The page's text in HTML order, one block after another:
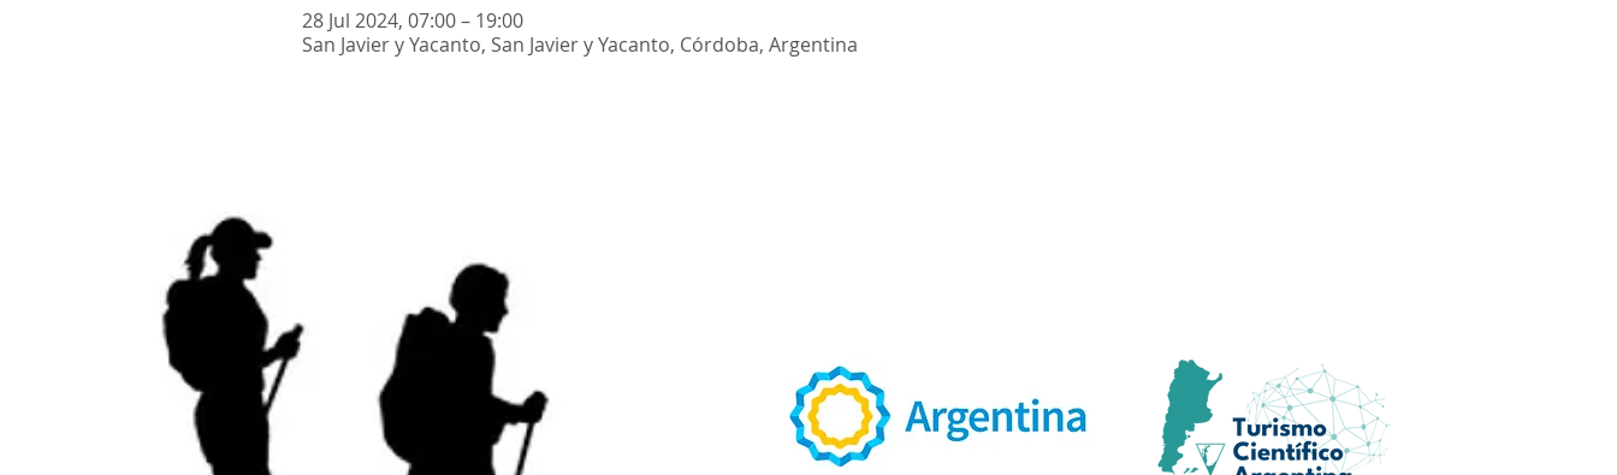
28 Jul 2024, 07:00 – 19:00
San Javier y Yacanto, San Javier y Yacanto, Córdoba, Argentina